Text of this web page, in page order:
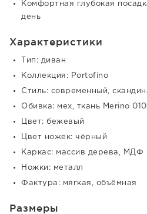
Комфортная глубокая
день
Характеристики
Тип: диван
Коллекция: Portofino
Стиль: современный,
Обивка: мех, ткань Merino 010
Цвет: бежевый
Цвет ножек: чёрный
Каркас: массив дерева, МДФ
Ножки: металл
Фактура: мягкая, объёмная
Размеры